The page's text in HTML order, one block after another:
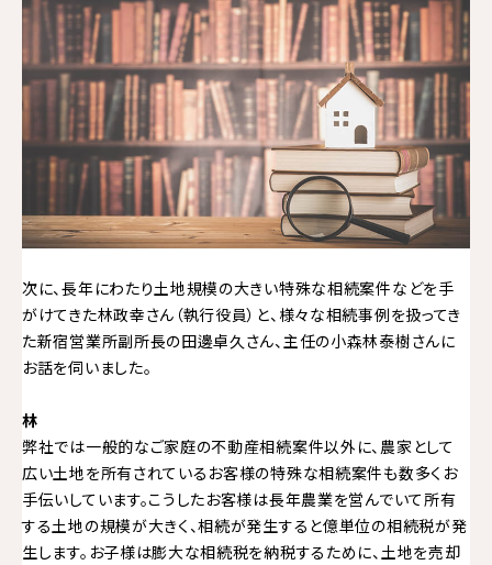
次に、長年にわたり土地規模の大きい特殊な相続案件などを手
がけてきた林政幸さん（執行役員）と、様々な相続事例を扱ってき
た新宿営業所副所長の田邊卓久さん、主任の小森林泰樹さんに
お話を伺いました。
林
弊社では一般的なご家庭の不動産相続案件以外に、農家として
広い土地を所有されているお客様の特殊な相続案件も数多くお
手伝いしています。こうしたお客様は長年農業を営んでいて所有
する土地の規模が大きく、相続が発生すると億単位の相続税が発
生します。お子様は膨大な相続税を納税するために、土地を売却